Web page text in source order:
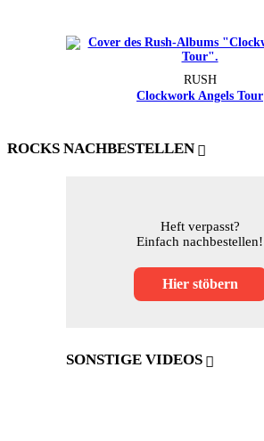
RUSH
Clockwork Angels Tour
ROCKS NACHBESTELLEN
Heft verpasst?
Einfach nachbestellen!
Hier stöbern
SONSTIGE VIDEOS